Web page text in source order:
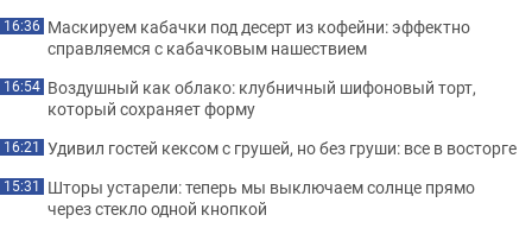
16:36 Маскируем кабачки под десерт из кофейни: эффектно
справляемся с кабачковым нашествием
16:54 Воздушный как облако: клубничный шифоновый торт,
который сохраняет форму
16:21 Удивил гостей кексом с грушей, но без груши: все в восторге
15:31 Шторы устарели: теперь мы выключаем солнце прямо
через стекло одной кнопкой